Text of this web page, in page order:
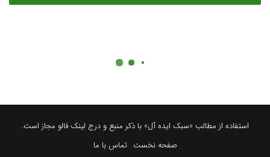
استفاده از مطالب «سبک ایده آل» با ذکر منبع و درج لینک فالو مجاز است.
صفحه نخست تماس با ما